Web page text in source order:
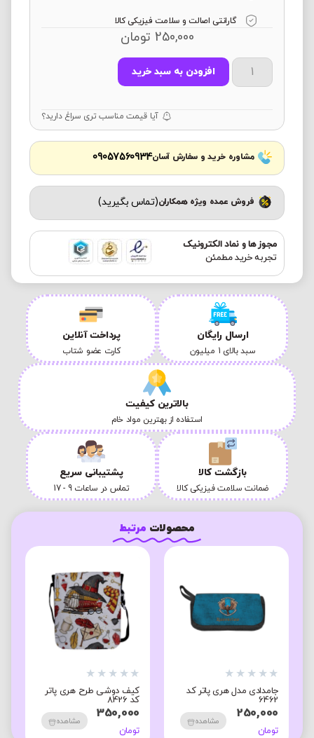
گارانتی اصالت و سلامت فیزیکی کالا
250,000 تومان
افزودن به سبد خرید
آیا قیمت مناسب تری سراغ دارید؟
مشاوره خرید و سفارش آسان09057560934
فروش عمده ویژه همکاران(تماس بگیرید)
مجوز ها و نماد الکترونیک
تجربه خرید مطمئن
ارسال رایگان
سبد بالای 1 میلیون
پرداخت آنلاین
کارت عضو شتاب
بالاترین کیفیت
استفاده از بهترین مواد خام
بازگشت کالا
ضمانت سلامت فیزیکی کالا
پشتیبانی سریع
تماس در ساعات 9 - 17
محصولات مرتبط
★
★
★
★
★
جامدادی مدل هری پاتر کد
6462
250,000
تومان
مشاهده
★
★
★
★
★
کیف دوشی طرح هری پاتر
کد 8426
350,000
تومان
مشاهده